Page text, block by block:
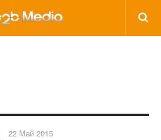
22 Май 2015